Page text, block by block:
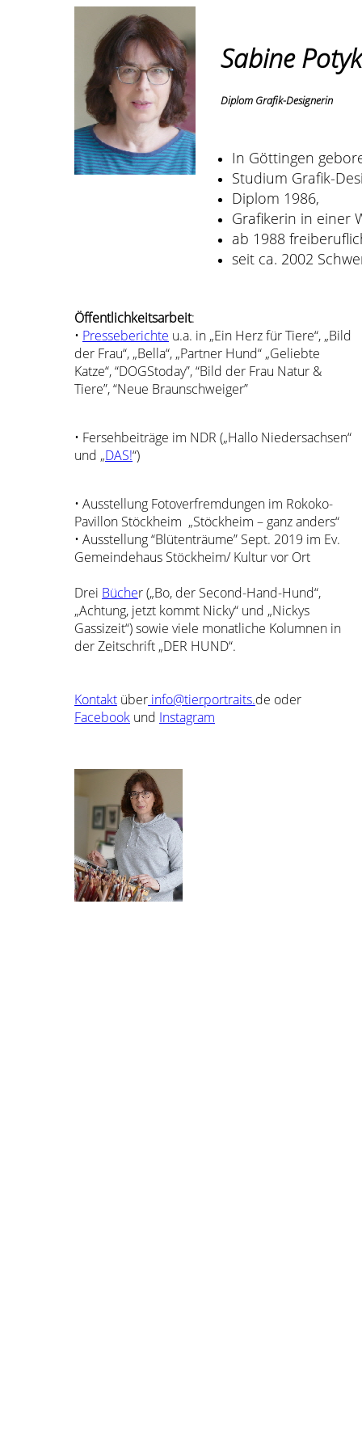
Sabine
Diplom Grafik-Designerin
In Göttingen
Studium Grafik-
Diplom 1986,
Grafikerin in einer
ab 1988
seit ca. 2002
Öffentlichkeitsarbeit:
• Presseberichte u.a. in „Ein Herz für Tiere“, „Bild
der Frau“, „Bella“, „Partner Hund“ „Geliebte
Katze“, “DOGStoday”, “Bild der Frau Natur &
Tiere”, “Neue Braunschweiger”
• Fersehbeiträge im NDR („Hallo Niedersachsen“
und „DAS!“)
• Ausstellung Fotoverfremdungen im Rokoko-
Pavillon Stöckheim „Stöckheim – ganz anders“
• Ausstellung “Blütenträume” Sept. 2019 im Ev.
Gemeindehaus Stöckheim/ Kultur vor Ort
Drei Bücher („Bo, der Second-Hand-Hund“,
„Achtung, jetzt kommt Nicky“ und „Nickys
Gassizeit“) sowie viele monatliche Kolumnen in
der Zeitschrift „DER HUND“.
Kontakt über info@tierportraits.de oder
Facebook und Instagram